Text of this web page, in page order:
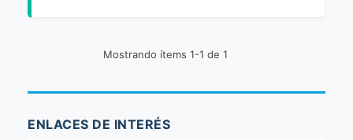
Mostrando ítems 1-1 de 1
ENLACES DE INTERÉS